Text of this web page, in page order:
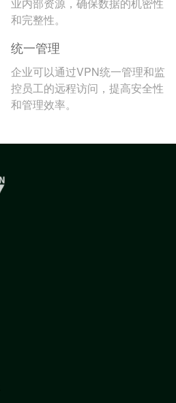
业内部资源，确保数据的机密性
和完整性。
统一管理
企业可以通过VPN统一管理和监
控员工的远程访问，提高安全性
和管理效率。